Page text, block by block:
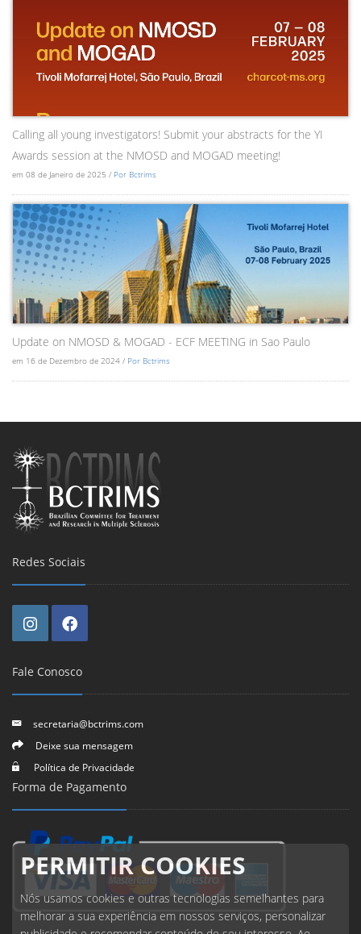
Calling all young investigators! Submit your abstracts for the YI
Awards session at the NMOSD and MOGAD meeting!
em 08 de Janeiro de 2025 / Por Bctrims
Update on NMOSD & MOGAD - ECF MEETING in Sao Paulo
em 16 de Dezembro de 2024 / Por Bctrims
Redes Sociais
Fale Conosco
secretaria@bctrims.com
Deixe sua mensagem
Política de Privacidade
Forma de Pagamento
PERMITIR COOKIES
Nós usamos cookies e outras tecnologias semelhantes para
melhorar a sua experiência em nossos serviços, personalizar